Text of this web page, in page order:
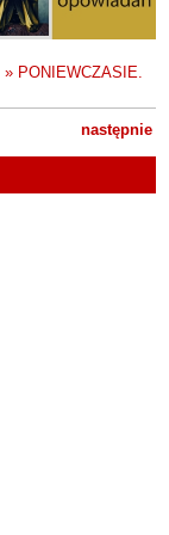
» PONIEWCZASIE.
następnie »